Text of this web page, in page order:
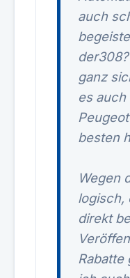
auch
ganz
es auch
besten
Wegen
logisch,
direkt
Rabatte